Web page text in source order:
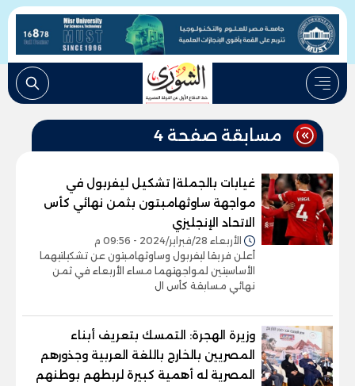
مسابقة صفحة 4
غيابات بالجملة| تشكيل ليفربول في
مواجهة ساوثهامبتون بثمن نهائي كأس
الاتحاد الإنجليزي
الأربعاء 28/فبراير/2024 - 09:56 م
أعلن فريقا ليفربول وساوثهامبتون عن تشكيلتيهما
الأساسيتين لمواجهتهما مساء الأربعاء في ثمن
نهائي مسابقة كأس ال
وزيرة الهجرة: التمسك بتعريف أبناء
المصريين بالخارج باللغة العربية وجذورهم
المصرية له أهمية كبيرة لربطهم بوطنهم